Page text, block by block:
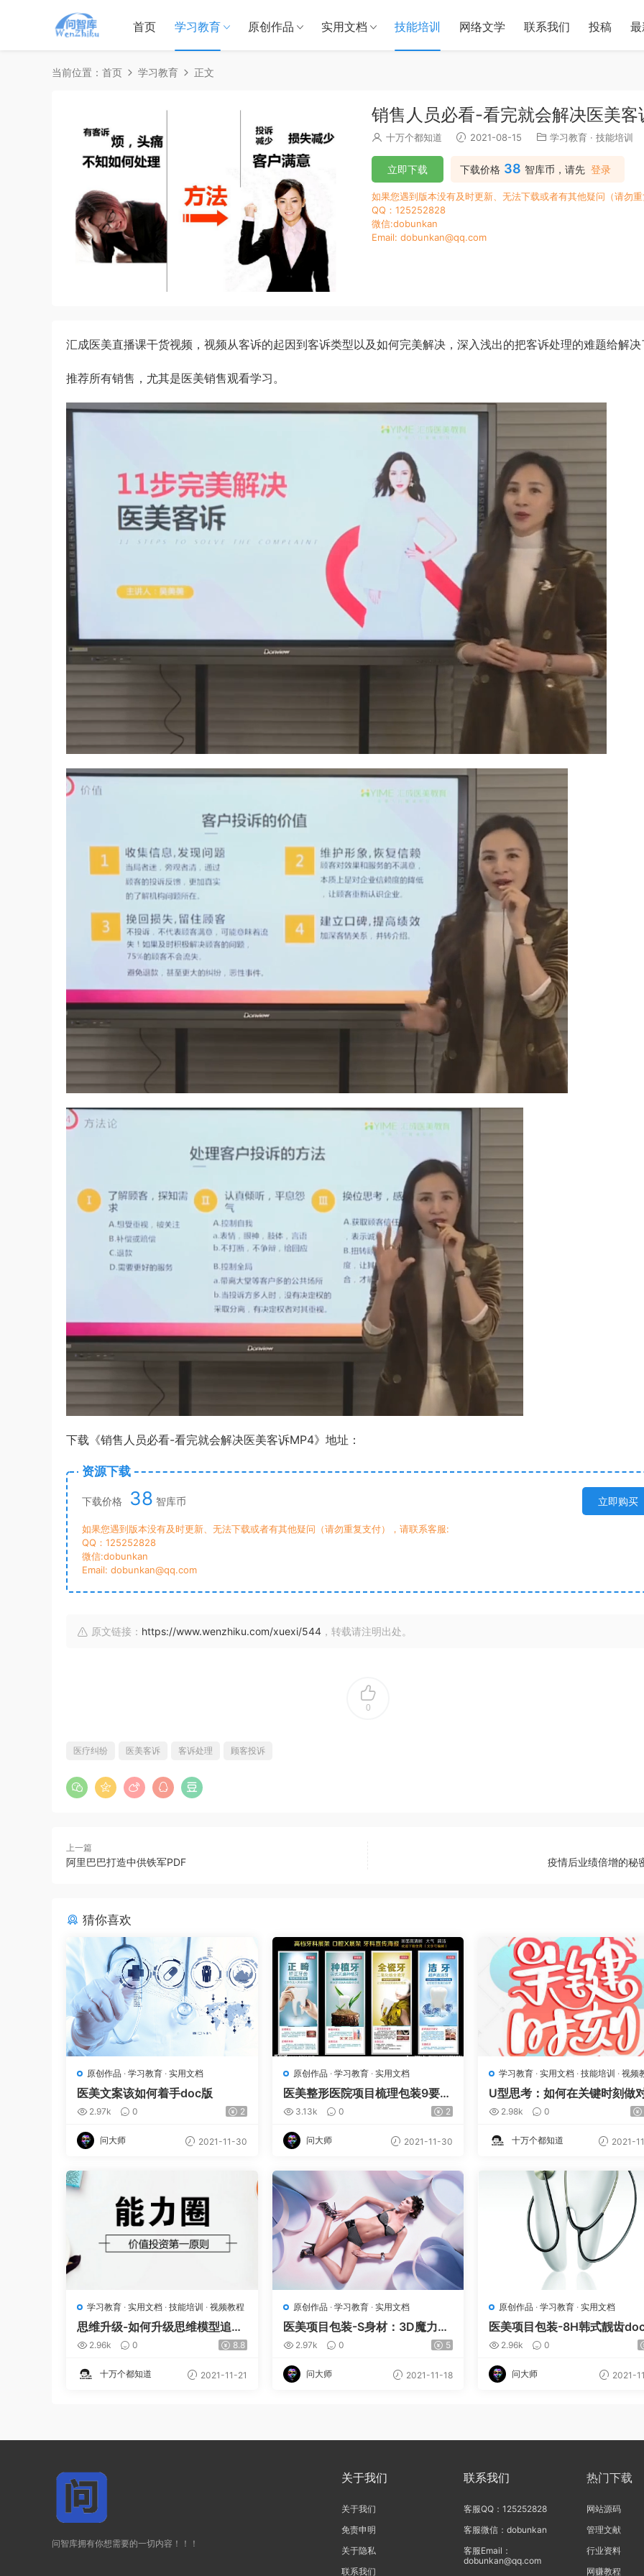
首页 学习教育 原创作品 实用文档 技能培训 网络文学 联系我们 投稿
当前位置： 首页 学习教育 正文
销售人员必看-看完就会解决医美客
十万个都知道 2021-08-15 学习教育 · 技能培训
下载价格 38 智库币，请先 登录
立即下载
如果您遇到版本没有及时更新、无法下载或者有其他疑问（请勿
QQ：125252828
微信:dobunkan
Email: dobunkan@qq.com
汇成医美直播课干货视频，视频从客诉的起因到客诉类型以及如何完美解决，深入浅出的把客诉处理的难题给解决
推荐所有销售，尤其是医美销售观看学习。
下载《销售人员必看-看完就会解决医美客诉MP4》地址：
资源下载
下载价格 38 智库币 立即购买
如果您遇到版本没有及时更新、无法下载或者有其他疑问（请勿重复支付），请联系客服:
QQ：125252828
微信:dobunkan
Email: dobunkan@qq.com
原文链接： https://www.wenzhiku.com/xuexi/544 ，转载请注明出处。
0
医疗纠纷 医美客诉 客诉处理 顾客投诉
上一篇
阿里巴巴打造中供铁军PDF 疫情后业绩倍增的秘
猜你喜欢
原创作品 · 学习教育 · 实用文档
医美文案该如何着手doc版
2.97k 0 2
问大师 2021-11-30
原创作品 · 学习教育· 实用文档
医美整形医院项目梳理包装9要素
doc版
3.13k 0 2
问大师 2021-11-30
学习教育 ·实用文档 ·技能培训 ·视频
U型思考：如何在关键时刻做
策MP4
2.98k 0
十万个都知道 2021-
学习教育 · 实用文档 · 技能培训 · 视频教程
思维升级-如何升级思维模型追求
复利人生视频课Mp4
2.96k 0 8.8
十万个都知道 2021-11-21
原创作品 · 学习教育· 实用文档
医美项目包装-S身材：3D魔力体
雕doc版
2.97k 0 5
问大师 2021-11-18
原创作品 ·学习教育 ·实用文档
医美项目包装-8H韩式靓齿
2.96k 0
问大师 2021-
问智库拥有你想需要的一切内容！！！
关于我们
关于我们
免责申明
关于隐私
联系我们
联系我们
客服QQ：125252828
客服微信：dobunkan
客服Email：
dobunkan@qq.com
热门下载
网站源码
管理文献
行业资料
网赚教程